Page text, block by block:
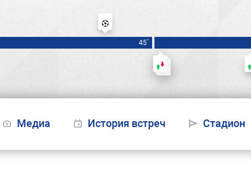
45`
Чавич — Крайсумович
Медиа История встреч Стадион